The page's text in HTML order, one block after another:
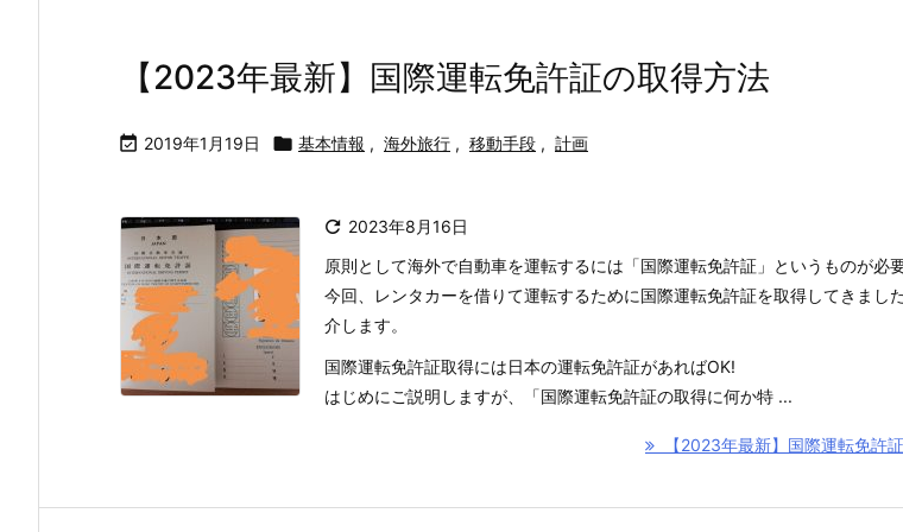
【2023年最新】国際運転免許証の取得方法
 2019年1月19日  基本情報 , 海外旅行 , 移動手段 , 計画
 2023年8月16日
原則として海外で自動車を運転するには「国際運転免許証」というものが必要
今回、レンタカーを借りて運転するために国際運転免許証を取得してきまし
介します。
国際運転免許証取得には日本の運転免許証があればOK!
はじめにご説明しますが、「国際運転免許証の取得に何か特 ...
【2023年最新】国際運転免許